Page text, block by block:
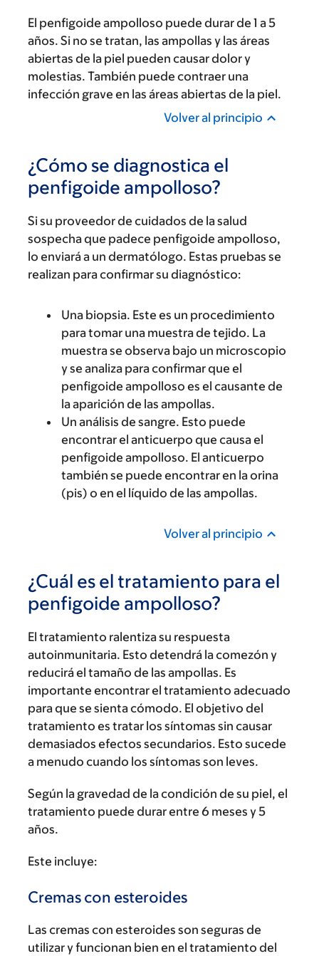
El penfigoide ampolloso puede durar de 1 a 5
años. Si no se tratan, las ampollas y las áreas
abiertas de la piel pueden causar dolor y
molestias. También puede contraer una
infección grave en las áreas abiertas de la piel.
Volver al principio
¿Cómo se diagnostica el
penfigoide ampolloso?
Si su proveedor de cuidados de la salud
sospecha que padece penfigoide ampolloso,
lo enviará a un dermatólogo. Estas pruebas se
realizan para confirmar su diagnóstico:
Una biopsia. Este es un procedimiento
para tomar una muestra de tejido. La
muestra se observa bajo un microscopio
y se analiza para confirmar que el
penfigoide ampolloso es el causante de
la aparición de las ampollas.
Un análisis de sangre. Esto puede
encontrar el anticuerpo que causa el
penfigoide ampolloso. El anticuerpo
también se puede encontrar en la orina
(pis) o en el líquido de las ampollas.
Volver al principio
¿Cuál es el tratamiento para el
penfigoide ampolloso?
El tratamiento ralentiza su respuesta
autoinmunitaria. Esto detendrá la comezón y
reducirá el tamaño de las ampollas. Es
importante encontrar el tratamiento adecuado
para que se sienta cómodo. El objetivo del
tratamiento es tratar los síntomas sin causar
demasiados efectos secundarios. Esto sucede
a menudo cuando los síntomas son leves.
Según la gravedad de la condición de su piel, el
tratamiento puede durar entre 6 meses y 5
años.
Este incluye:
Cremas con esteroides
Las cremas con esteroides son seguras de
utilizar y funcionan bien en el tratamiento del